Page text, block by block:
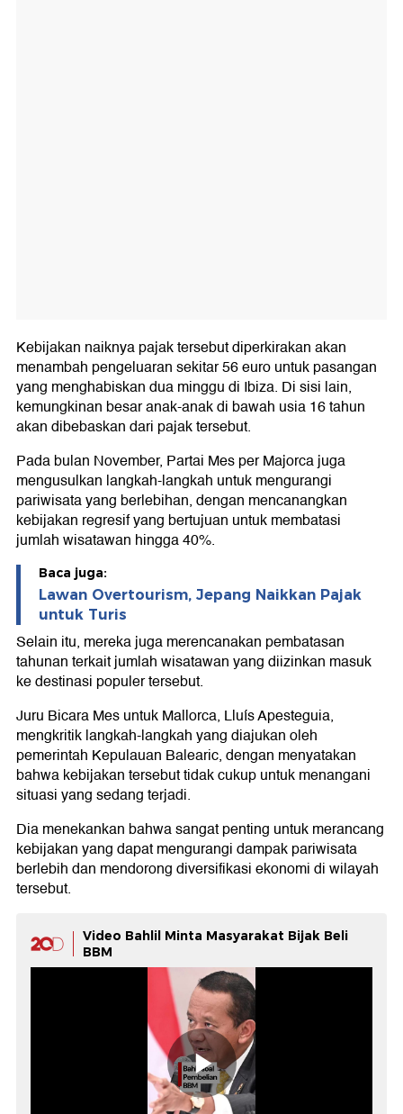
Kebijakan naiknya pajak tersebut diperkirakan akan
menambah pengeluaran sekitar 56 euro untuk pasangan
yang menghabiskan dua minggu di Ibiza. Di sisi lain,
kemungkinan besar anak-anak di bawah usia 16 tahun
akan dibebaskan dari pajak tersebut.
Pada bulan November, Partai Mes per Majorca juga
mengusulkan langkah-langkah untuk mengurangi
pariwisata yang berlebihan, dengan mencanangkan
kebijakan regresif yang bertujuan untuk membatasi
jumlah wisatawan hingga 40%.
Baca juga:
Lawan Overtourism, Jepang Naikkan Pajak
untuk Turis
Selain itu, mereka juga merencanakan pembatasan
tahunan terkait jumlah wisatawan yang diizinkan masuk
ke destinasi populer tersebut.
Juru Bicara Mes untuk Mallorca, Lluís Apesteguia,
mengkritik langkah-langkah yang diajukan oleh
pemerintah Kepulauan Balearic, dengan menyatakan
bahwa kebijakan tersebut tidak cukup untuk menangani
situasi yang sedang terjadi.
Dia menekankan bahwa sangat penting untuk merancang
kebijakan yang dapat mengurangi dampak pariwisata
berlebih dan mendorong diversifikasi ekonomi di wilayah
tersebut.
Video Bahlil Minta Masyarakat Bijak Beli
BBM